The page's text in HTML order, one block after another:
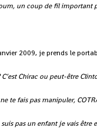
un coup de fil important
2009, je prends le
Chirac ou peut-être
te fais pas manipuler,
pas un enfant je vais être